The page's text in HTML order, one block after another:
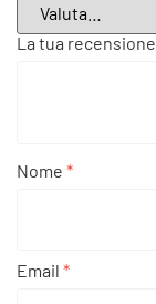
La tua recensione
Nome *
Email *